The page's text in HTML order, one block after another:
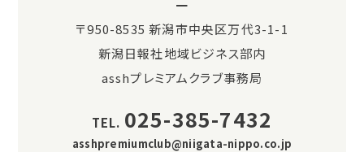
〒950-8535 新潟市中央区万代3-1-1
新潟日報社地域ビジネス部内
asshプレミアムクラブ事務局
TEL. 025-385-7432
asshpremiumclub@niigata-nippo.co.jp